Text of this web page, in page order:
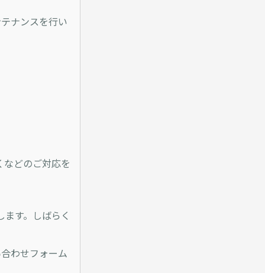
ナンスを行い
どのご対応を
す。しばらく
わせフォーム